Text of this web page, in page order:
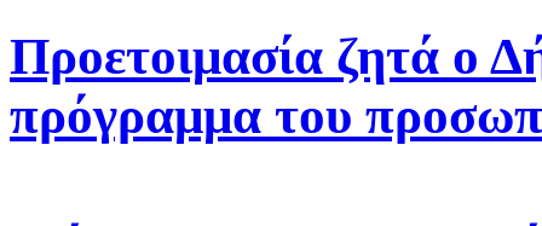
Προετοιμασία ζητά ο
πρόγραμμα του